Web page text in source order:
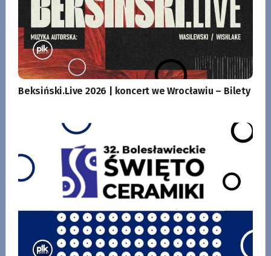
Beksiński.Live 2026 | koncert we Wrocławiu – Bilety